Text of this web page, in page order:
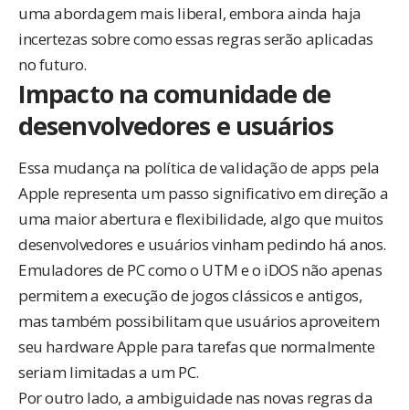
uma abordagem mais liberal, embora ainda haja
incertezas sobre como essas regras serão aplicadas
no futuro.
Impacto na comunidade de
desenvolvedores e usuários
Essa mudança na política de validação de apps pela
Apple representa um passo significativo em direção a
uma maior abertura e flexibilidade, algo que muitos
desenvolvedores e usuários vinham pedindo há anos.
Emuladores de PC como o UTM e o iDOS não apenas
permitem a execução de jogos clássicos e antigos,
mas também possibilitam que usuários aproveitem
seu hardware Apple para tarefas que normalmente
seriam limitadas a um PC.
Por outro lado, a ambiguidade nas novas regras da